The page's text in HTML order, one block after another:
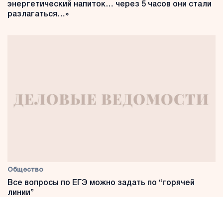
энергетический напиток… через 5 часов они стали
разлагаться…»
Общество
Все вопросы по ЕГЭ можно задать по “горячей
линии”